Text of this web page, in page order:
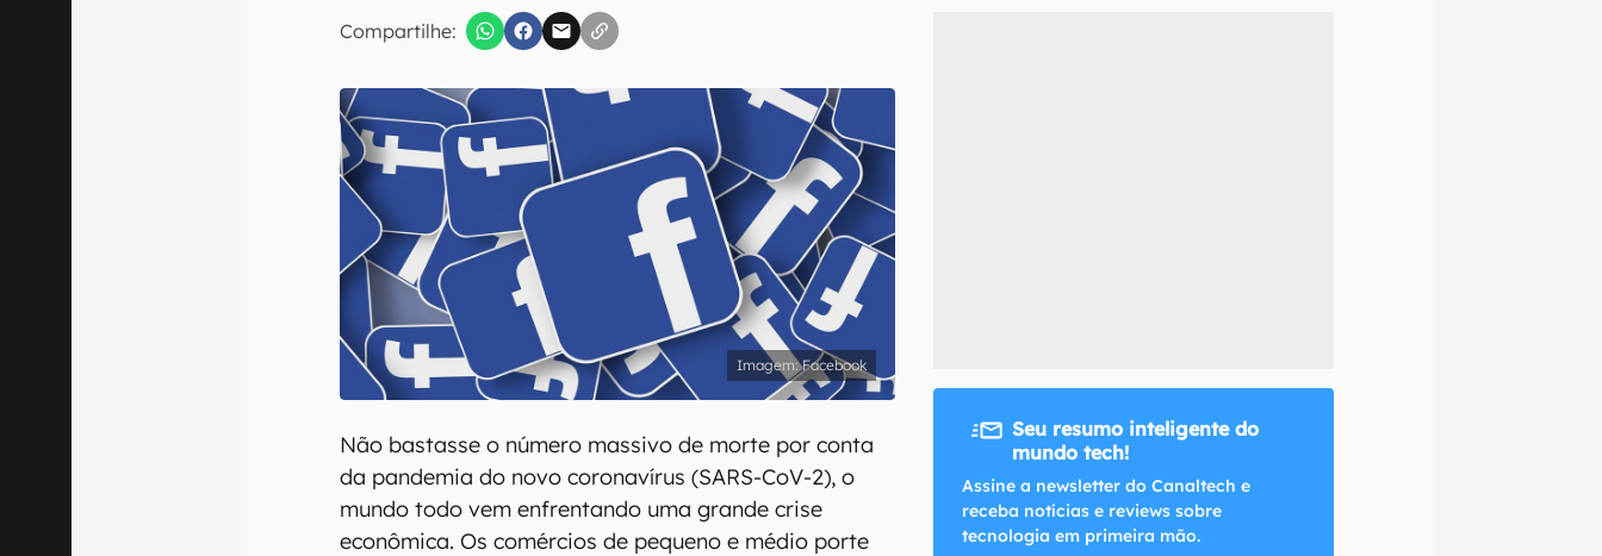
Compartilhe:
Confirmo que li, aceito e concordo com os Termos de Uso e Política de Privacidade do Canaltech.
Facebook
Não bastasse o número massivo de morte por conta
da pandemia do novo coronavírus (SARS-CoV-2), o
mundo todo vem enfrentando uma grande crise
econômica. Os comércios de pequeno e médio porte
Seu resumo inteligente do
mundo tech!
Assine a newsletter do Canaltech e
receba notícias e reviews sobre
tecnologia em primeira mão.